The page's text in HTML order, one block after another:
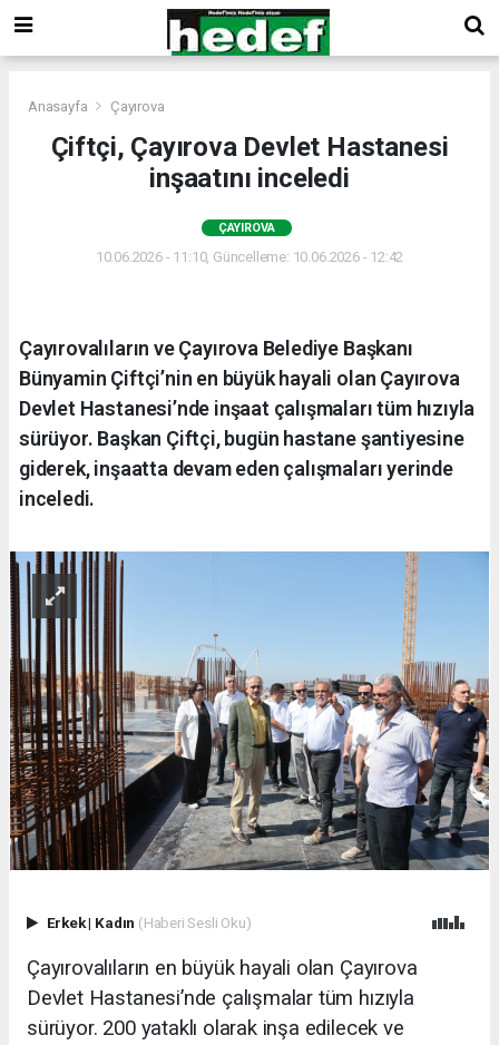
Anasayfa Çayırova
Çiftçi, Çayırova Devlet Hastanesi
inşaatını inceledi
ÇAYIROVA
10.06.2026 - 11:10, Güncelleme: 10.06.2026 - 12:42
Çayırovalıların ve Çayırova Belediye Başkanı
Bünyamin Çiftçi’nin en büyük hayali olan Çayırova
Devlet Hastanesi’nde inşaat çalışmaları tüm hızıyla
sürüyor. Başkan Çiftçi, bugün hastane şantiyesine
giderek, inşaatta devam eden çalışmaları yerinde
inceledi.
Erkek| Kadın (Haberi Sesli Oku)
Çayırovalıların en büyük hayali olan Çayırova
Devlet Hastanesi’nde çalışmalar tüm hızıyla
sürüyor. 200 yataklı olarak inşa edilecek ve